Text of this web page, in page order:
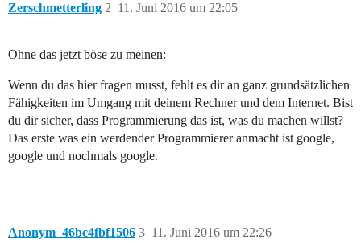
Zerschmetterling 11. Juni 2016 um 22:05
2
Ohne das jetzt böse zu meinen:
Wenn du das hier fragen musst, fehlt es dir an ganz grundsätzlichen
Fähigkeiten im Umgang mit deinem Rechner und dem Internet. Bist
du dir sicher, dass Programmierung das ist, was du machen willst?
Das erste was ein werdender Programmierer anmacht ist google,
google und nochmals google.
Anonym_46bc4fbf1506 11. Juni 2016 um 22:26
3